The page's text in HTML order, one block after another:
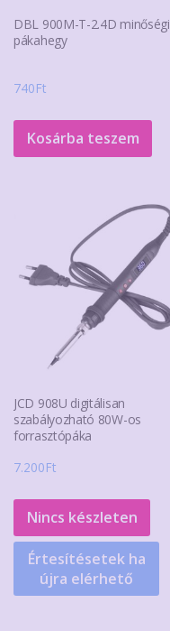
DBL 900M-T-2.4D minőségi
pákahegy
740Ft
Kosárba teszem
JCD 908U digitálisan
szabályozható 80W-os
forrasztópáka
7.200Ft
Nincs készleten
Értesítésetek ha
újra elérhető